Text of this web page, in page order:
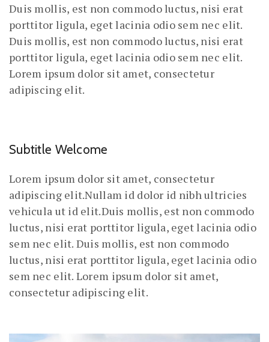
Duis mollis, est non commodo luctus, nisi erat
porttitor ligula, eget lacinia odio sem nec elit.
Duis mollis, est non commodo luctus, nisi erat
porttitor ligula, eget lacinia odio sem nec elit.
Lorem ipsum dolor sit amet, consectetur
adipiscing elit.
Subtitle Welcome
Lorem ipsum dolor sit amet, consectetur
adipiscing elit.Nullam id dolor id nibh ultricies
vehicula ut id elit.Duis mollis, est non commodo
luctus, nisi erat porttitor ligula, eget lacinia odio
sem nec elit. Duis mollis, est non commodo
luctus, nisi erat porttitor ligula, eget lacinia odio
sem nec elit. Lorem ipsum dolor sit amet,
consectetur adipiscing elit.